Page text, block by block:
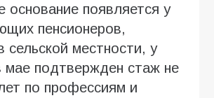
основание появляется у
пенсионеров,
сельской местности, у
мае подтвержден стаж не
по профессиям и